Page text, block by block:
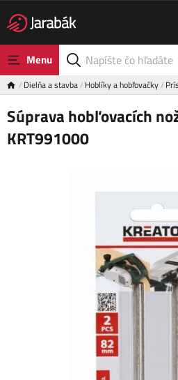
Menu
Dielňa a stavba Hoblíky a hobľovačky
Súprava hobľovacích
KRT991000